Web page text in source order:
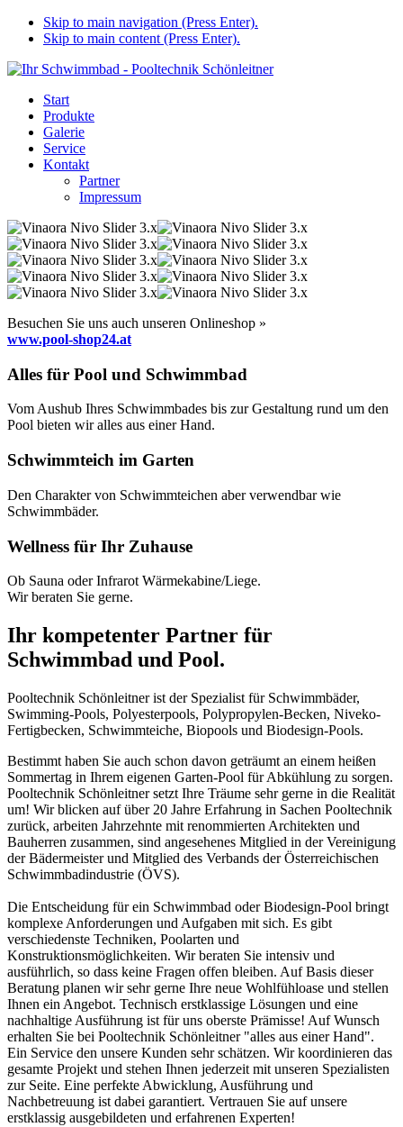
Skip to main navigation (Press Enter).
Skip to main content (Press Enter).
Start
Produkte
Galerie
Service
Kontakt
Partner
Impressum
Besuchen Sie uns auch unseren Onlineshop »
www.pool-shop24.at
Alles für Pool und Schwimmbad
Vom Aushub Ihres Schwimmbades bis zur Gestaltung rund um den
Pool bieten wir alles aus einer Hand.
Schwimmteich im Garten
Den Charakter von Schwimmteichen aber verwendbar wie
Schwimmbäder.
Wellness für Ihr Zuhause
Ob Sauna oder Infrarot Wärmekabine/Liege.
Wir beraten Sie gerne.
Ihr kompetenter Partner für
Schwimmbad und Pool.
Pooltechnik Schönleitner ist der Spezialist für Schwimmbäder,
Swimming-Pools, Polyesterpools, Polypropylen-Becken, Niveko-
Fertigbecken, Schwimmteiche, Biopools und Biodesign-Pools.
Bestimmt haben Sie auch schon davon geträumt an einem heißen
Sommertag in Ihrem eigenen Garten-Pool für Abkühlung zu sorgen.
Pooltechnik Schönleitner setzt Ihre Träume sehr gerne in die Realität
um! Wir blicken auf über 20 Jahre Erfahrung in Sachen Pooltechnik
zurück, arbeiten Jahrzehnte mit renommierten Architekten und
Bauherren zusammen, sind angesehenes Mitglied in der Vereinigung
der Bädermeister und Mitglied des Verbands der Österreichischen
Schwimmbadindustrie (ÖVS).
Die Entscheidung für ein Schwimmbad oder Biodesign-Pool bringt
komplexe Anforderungen und Aufgaben mit sich. Es gibt
verschiedenste Techniken, Poolarten und
Konstruktionsmöglichkeiten. Wir beraten Sie intensiv und
ausführlich, so dass keine Fragen offen bleiben. Auf Basis dieser
Beratung planen wir sehr gerne Ihre neue Wohlfühloase und stellen
Ihnen ein Angebot. Technisch erstklassige Lösungen und eine
nachhaltige Ausführung ist für uns oberste Prämisse! Auf Wunsch
erhalten Sie bei Pooltechnik Schönleitner "alles aus einer Hand".
Ein Service den unsere Kunden sehr schätzen. Wir koordinieren das
gesamte Projekt und stehen Ihnen jederzeit mit unseren Spezialisten
zur Seite. Eine perfekte Abwicklung, Ausführung und
Nachbetreuung ist dabei garantiert. Vertrauen Sie auf unsere
erstklassig ausgebildeten und erfahrenen Experten!